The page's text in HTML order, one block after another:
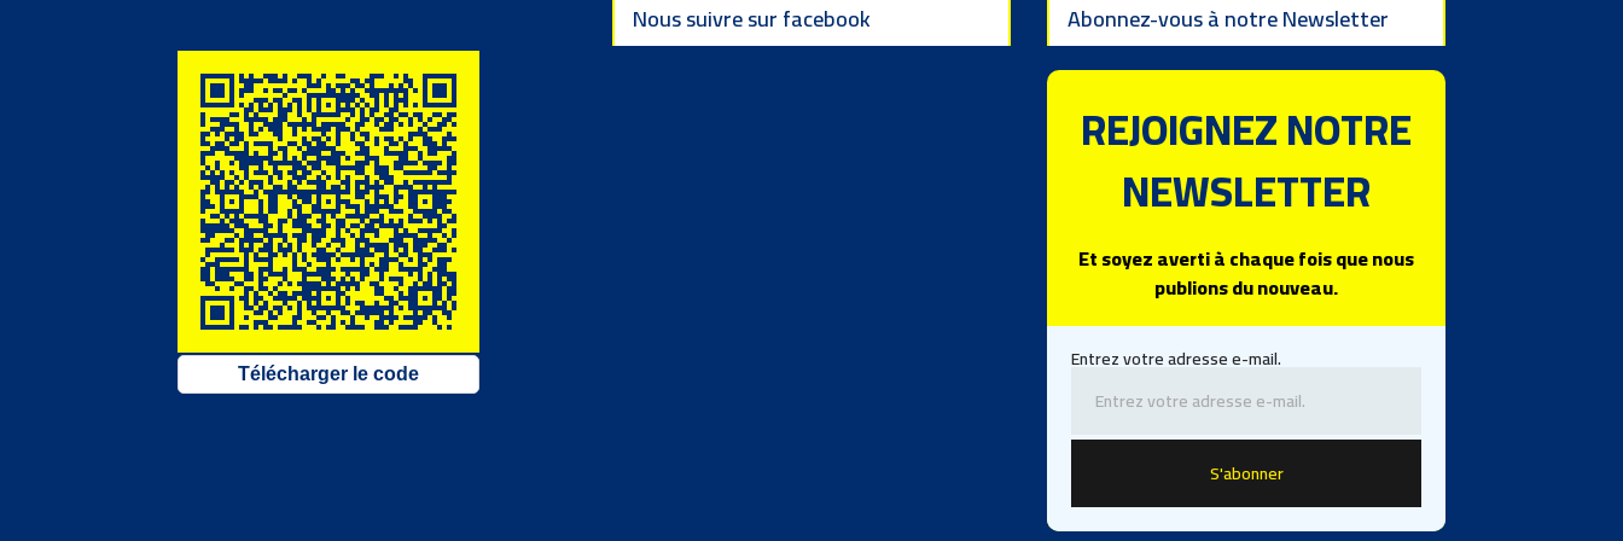
Télécharger le code
Nous suivre sur facebook Abonnez-vous à notre Newsletter
REJOIGNEZ NOTRE
NEWSLETTER
Et soyez averti à chaque fois que nous
publions du nouveau.
Entrez votre adresse e-mail.